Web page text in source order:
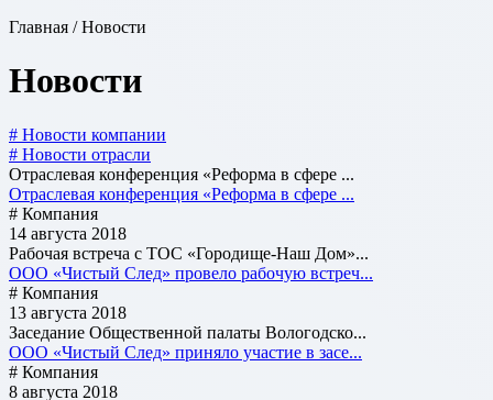
Главная / Новости
Новости
# Новости компании
# Новости отрасли
Отраслевая конференция «Реформа в сфере ...
Отраслевая конференция «Реформа в сфере ...
# Компания
14 августа 2018
Рабочая встреча с ТОС «Городище-Наш Дом»...
ООО «Чистый След» провело рабочую встреч...
# Компания
13 августа 2018
Заседание Общественной палаты Вологодско...
ООО «Чистый След» приняло участие в засе...
# Компания
8 августа 2018